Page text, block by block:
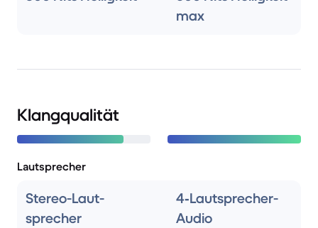
max
Klangqualität
Lautsprecher
Stereo-Laut­
sprecher
4‑Lautsprecher-
Audio